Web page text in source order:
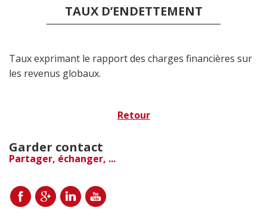
TAUX D’ENDETTEMENT
Taux exprimant le rapport des charges financières sur
les revenus globaux.
Retour
Garder contact
Partager, échanger, ...